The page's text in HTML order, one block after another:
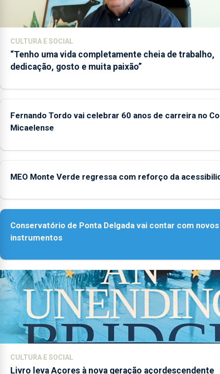
CULTURA E SOCIAL
“Tenho uma vida completamente cheia de trabalho,
dedicação, gosto e muita paixão”
Fernando Tordo vai celebrar 60 anos de carreira no
Micaelense
MEO Monte Verde regressa com reforço da
Conservatório de Ponta Delgada vai contar com novos
instrumentos
CULTURA E SOCIAL
Livro leva Açores à nova geração açordescendente